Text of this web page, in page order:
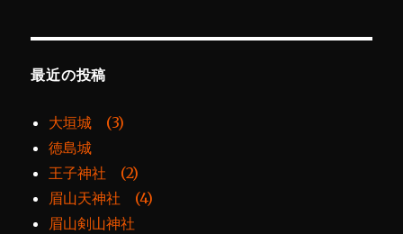
最近の投稿
大垣城 (3)
徳島城
王子神社 (2)
眉山天神社 (4)
眉山剣山神社